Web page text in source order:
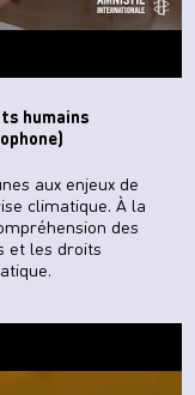
humains
aux enjeux de
climatique. À la
des
et les droits